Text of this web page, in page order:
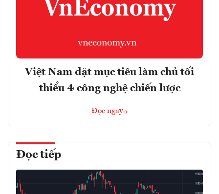
Việt Nam đặt mục tiêu làm chủ tối
thiểu 4 công nghệ chiến lược
Đọc ngay
Đọc tiếp